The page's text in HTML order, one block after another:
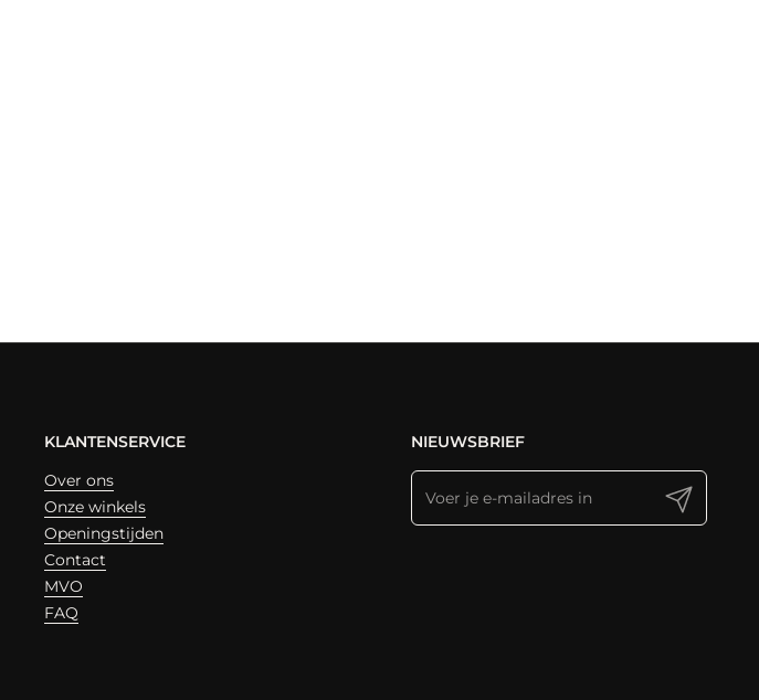
KLANTENSERVICE
Over ons
Onze winkels
Openingstijden
Contact
MVO
FAQ
NIEUWSBRIEF
Verzenden